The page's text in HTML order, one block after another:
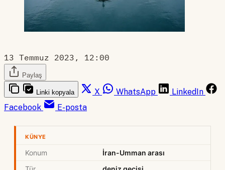
13 Temmuz 2023, 12:00
Paylaş
Linki kopyala X WhatsApp
LinkedIn
Facebook
E-posta
KÜNYE
Konum
İran-Umman arası